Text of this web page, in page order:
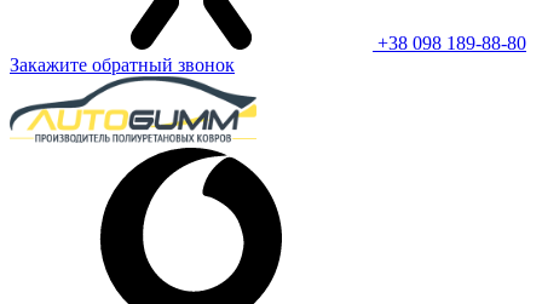
+38 098 189-88-80
Закажите обратный звонок